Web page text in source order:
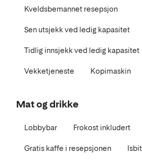
Kveldsbemannet resepsjon
Sen utsjekk ved ledig kapasitet
Tidlig innsjekk ved ledig kapasitet
Vekketjeneste Kopimaskin
Mat og drikke
Lobbybar Frokost inkludert
Gratis kaffe i resepsjonen